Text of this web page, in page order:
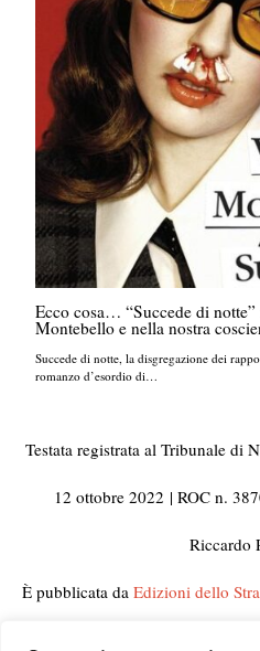
Ecco cosa… “Succede di
Montebello e nella nostra
Succede di notte, la disgregazione dei
romanzo d’esordio di…
Testata registrata al Tribunale di
12 ottobre 2022 | ROC n.
Riccardo
È pubblicata da Edizioni dello